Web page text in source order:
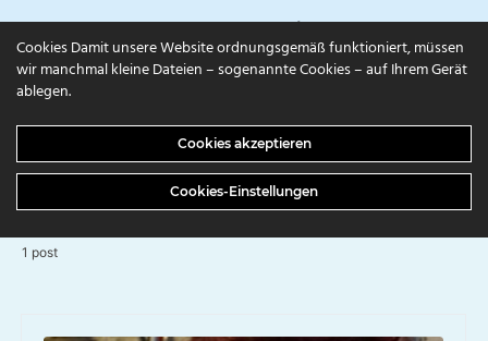
campuls.online
Tattoos
1 post
Cookies Damit unsere Website ordnungsgemäß funktioniert, müssen
wir manchmal kleine Dateien – sogenannte Cookies – auf Ihrem Gerät
ablegen.
Cookies akzeptieren
Cookies-Einstellungen